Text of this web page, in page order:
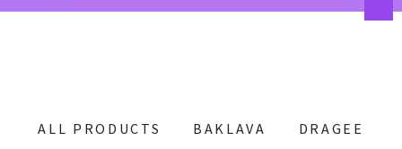
ALL PRODUCTS BAKLAVA DRAGEE